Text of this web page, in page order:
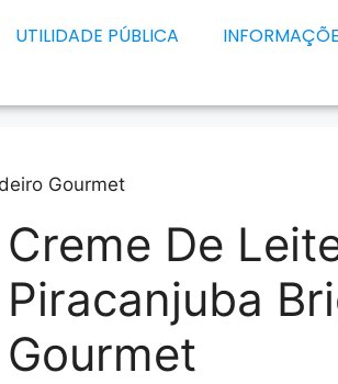
UTILIDADE PÚBLICA
Gourmet
Creme De
Piracanjuba
Gourmet